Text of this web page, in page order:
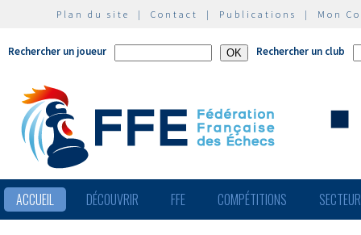
Plan du site | Contact | Publications | Mon
Rechercher un joueur Rechercher un club
ACCUEIL DÉCOUVRIR FFE COMPÉTITIONS